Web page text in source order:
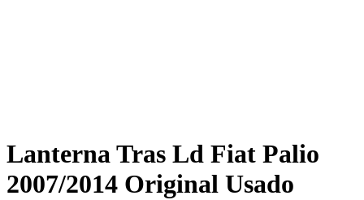
Lanterna Tras Ld Fiat Palio
2007/2014 Original Usado